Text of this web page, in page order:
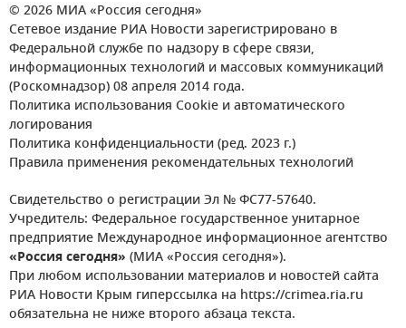
© 2026 МИА «Россия сегодня»
Сетевое издание РИА Новости зарегистрировано в
Федеральной службе по надзору в сфере связи,
информационных технологий и массовых коммуникаций
(Роскомнадзор) 08 апреля 2014 года.
Политика использования Cookie и автоматического
логирования
Политика конфиденциальности (ред. 2023 г.)
Правила применения рекомендательных технологий
Свидетельство о регистрации Эл № ФС77-57640.
Учредитель: Федеральное государственное унитарное
предприятие Международное информационное агентство
«Россия сегодня» (МИА «Россия сегодня»).
При любом использовании материалов и новостей сайта
РИА Новости Крым гиперссылка на https://crimea.ria.ru
обязательна не ниже второго абзаца текста.